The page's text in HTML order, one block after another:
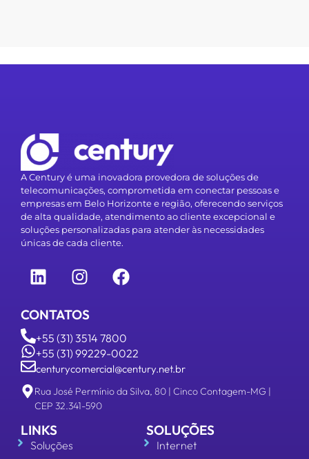
A Century é uma inovadora provedora de soluções de
telecomunicações, comprometida em conectar pessoas e
empresas em Belo Horizonte e região, oferecendo serviços
de alta qualidade, atendimento ao cliente excepcional e
soluções personalizadas para atender às necessidades
únicas de cada cliente.
CONTATOS
+55 (31) 3514 7800
+55 (31) 99229-0022
centurycomercial@century.net.br
Rua José Permínio da Silva, 80 | Cinco Contagem-MG |
CEP 32.341-590
LINKS
Soluções
SOLUÇÕES
Internet